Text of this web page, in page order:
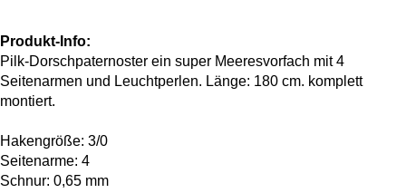
Produkt-Info:
Pilk-Dorschpaternoster ein super Meeresvorfach mit 4
Seitenarmen und Leuchtperlen. Länge: 180 cm. komplett
montiert.
Hakengröße: 3/0
Seitenarme: 4
Schnur: 0,65 mm